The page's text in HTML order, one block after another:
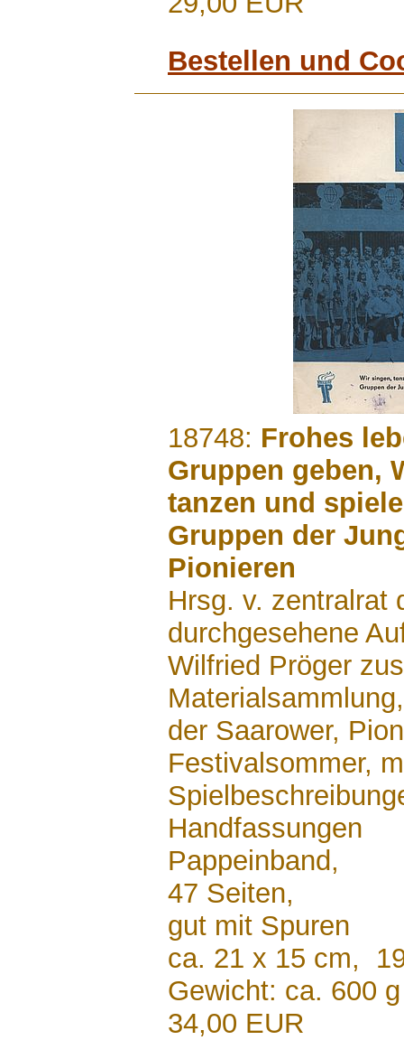
Bestellen und
18748: Frohes
Gruppen geben,
tanzen und
Gruppen der
Pionieren
Hrsg. v. zentralrat
durchgesehene
Wilfried Pröger
der Saarower,
Festivalsommer,
Handfassungen
Pappeinband,
47 Seiten,
gut mit Spuren
ca. 21 x 15 cm,
Gewicht: ca. 600 g
34,00 EUR